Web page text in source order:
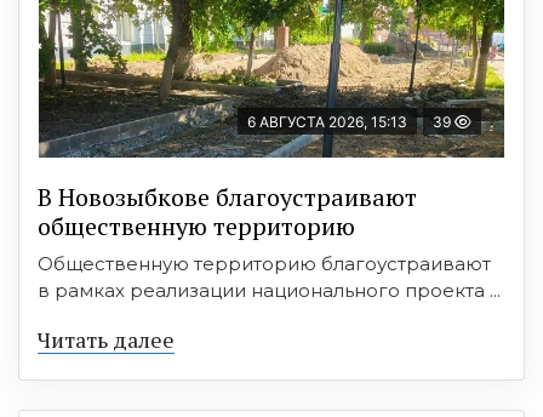
6 АВГУСТА 2026, 15:13 39
В Новозыбкове благоустраивают
общественную территорию
Общественную территорию благоустраивают
в рамках реализации национального проекта ...
Читать далее